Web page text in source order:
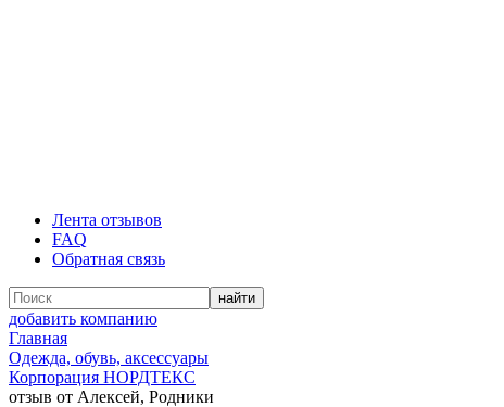
Лента отзывов
FAQ
Обратная связь
добавить компанию
Главная
Одежда, обувь, аксессуары
Корпорация НОРДТЕКС
отзыв от Алексей, Родники